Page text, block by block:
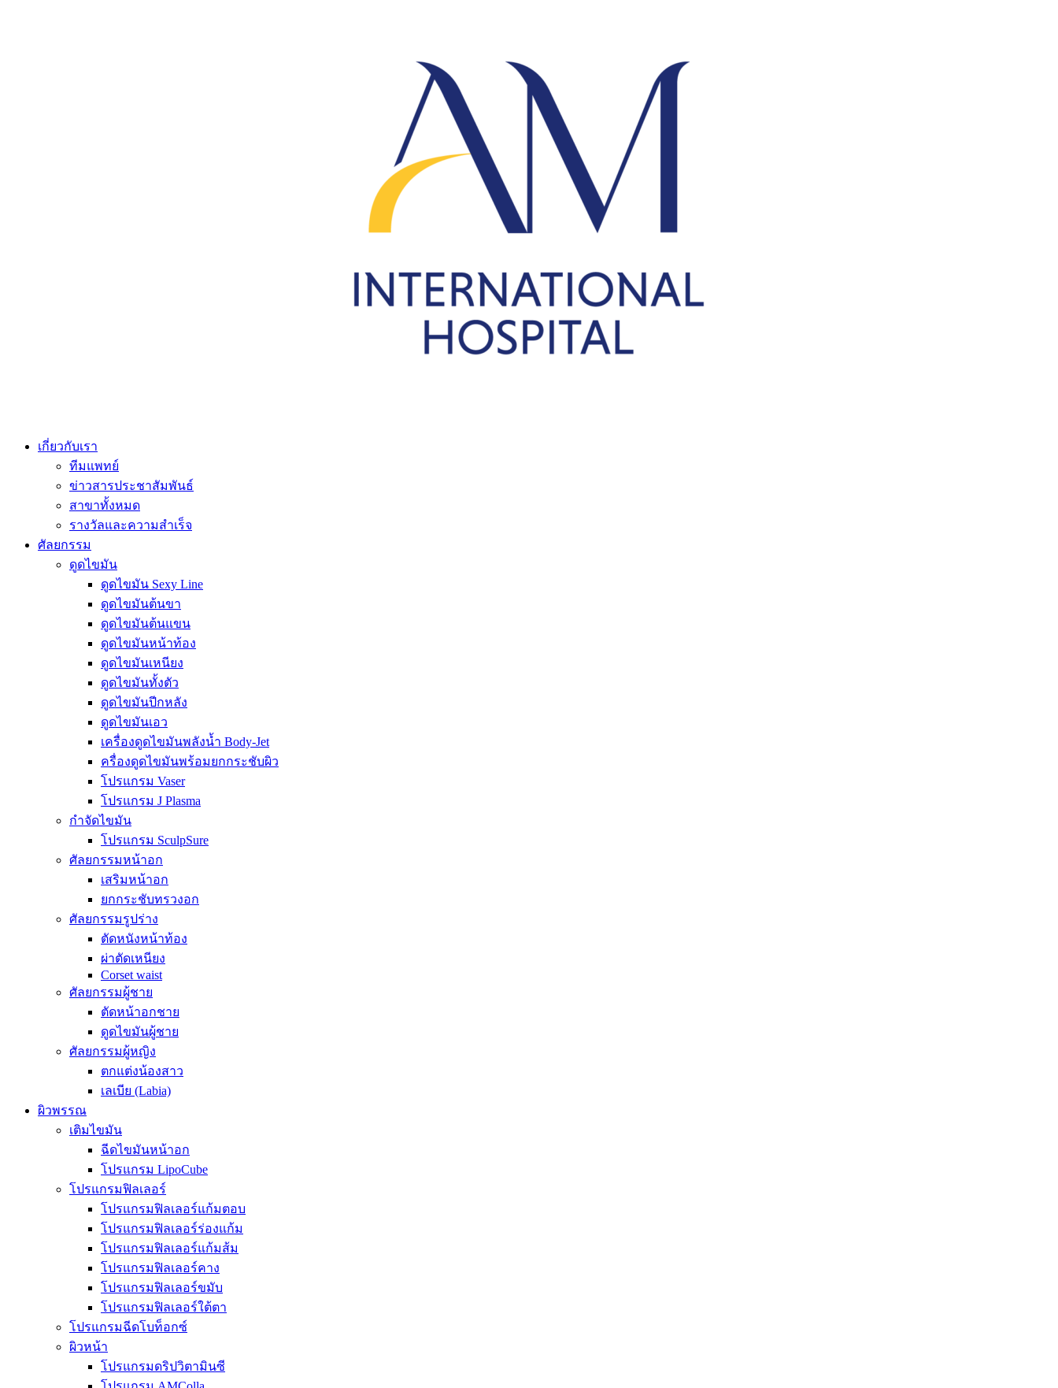
เกี่ยวกับเรา
ทีมแพทย์
ข่าวสารประชาสัมพันธ์
สาขาทั้งหมด
รางวัลและความสำเร็จ
ศัลยกรรม
ดูดไขมัน
ดูดไขมัน Sexy Line
ดูดไขมันต้นขา
ดูดไขมันต้นแขน
ดูดไขมันหน้าท้อง
ดูดไขมันเหนียง
ดูดไขมันทั้งตัว
ดูดไขมันปีกหลัง
ดูดไขมันเอว
เครื่องดูดไขมันพลังน้ำ Body-Jet
ครื่องดูดไขมันพร้อมยกกระชับผิว
โปรแกรม Vaser
โปรแกรม J Plasma
กำจัดไขมัน
โปรแกรม SculpSure
ศัลยกรรมหน้าอก
เสริมหน้าอก
ยกกระชับทรวงอก
ศัลยกรรมรูปร่าง
ตัดหนังหน้าท้อง
ผ่าตัดเหนียง
Corset waist
ศัลยกรรมผู้ชาย
ตัดหน้าอกชาย
ดูดไขมันผู้ชาย
ศัลยกรรมผู้หญิง
ตกแต่งน้องสาว
เลเบีย (Labia)
ผิวพรรณ
เติมไขมัน
ฉีดไขมันหน้าอก
โปรแกรม LipoCube
โปรแกรมฟิลเลอร์
โปรแกรมฟิลเลอร์แก้มตอบ
โปรแกรมฟิลเลอร์ร่องแก้ม
โปรแกรมฟิลเลอร์แก้มส้ม
โปรแกรมฟิลเลอร์คาง
โปรแกรมฟิลเลอร์ขมับ
โปรแกรมฟิลเลอร์ใต้ตา
โปรแกรมฉีดโบท็อกซ์
ผิวหน้า
โปรแกรมดริปวิตามินซี